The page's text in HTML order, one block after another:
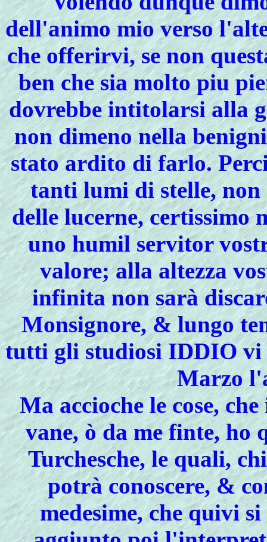
dell'animo mio verso
che offerirvi, se non
ben che sia molto piu
dovrebbe intitolarsi alla
non dimeno nella
stato ardito di farlo.
tanti lumi di stelle,
delle lucerne, certissimo
uno humil servitor
valore; alla altezza
infinita non sarà
Monsignore, & lungo
tutti gli studiosi IDDIO
Marzo
Ma accioche le cose,
vane, ò da me finte, ho
Turchesche, le quali,
potrà conoscere, &
medesime, che quivi